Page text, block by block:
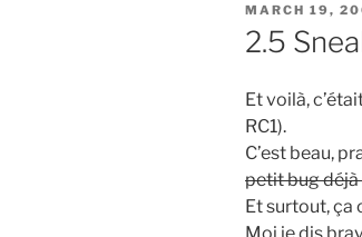
POSTED
ON
MARCH 19,
2.5
Et voilà,
RC1).
C’est beau,
petit bug déjà
Et surtout, ça